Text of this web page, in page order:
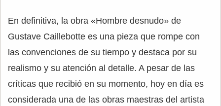
En definitiva, la obra «Hombre desnudo» de
Gustave Caillebotte es una pieza que rompe con
las convenciones de su tiempo y destaca por su
realismo y su atención al detalle. A pesar de las
críticas que recibió en su momento, hoy en día es
considerada una de las obras maestras del artista